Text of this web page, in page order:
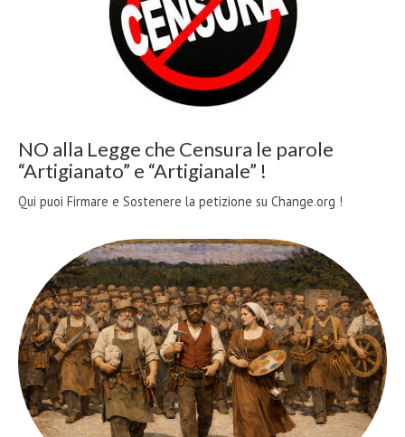
NO alla Legge che Censura le parole
“Artigianato” e “Artigianale” !
Qui puoi Firmare e Sostenere la petizione su Change.org !